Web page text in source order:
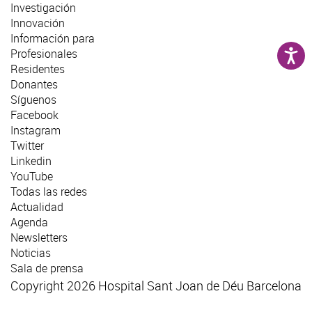
Investigación
Innovación
Información para
Profesionales
Residentes
Donantes
Síguenos
Facebook
Instagram
Twitter
Linkedin
YouTube
Todas las redes
Actualidad
Agenda
Newsletters
Noticias
Sala de prensa
Copyright 2026 Hospital Sant Joan de Déu Barcelona